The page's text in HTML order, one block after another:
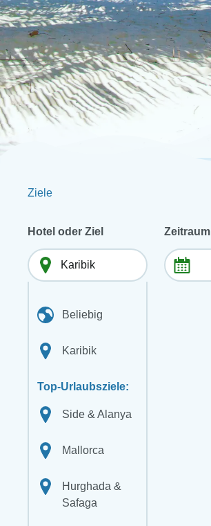
Ziele
Hotel oder Ziel
Beliebig
Karibik
Top-Urlaubsziele:
Side & Alanya
Mallorca
Hurghada &
Safaga
Zeitraum